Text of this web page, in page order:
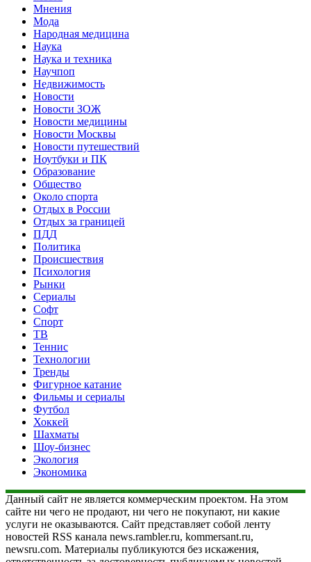
Мнения
Мода
Народная медицина
Наука
Наука и техника
Научпоп
Недвижимость
Новости
Новости ЗОЖ
Новости медицины
Новости Москвы
Новости путешествий
Ноутбуки и ПК
Образование
Общество
Около спорта
Отдых в России
Отдых за границей
ПДД
Политика
Происшествия
Психология
Рынки
Сериалы
Софт
Спорт
ТВ
Теннис
Технологии
Тренды
Фигурное катание
Фильмы и сериалы
Футбол
Хоккей
Шахматы
Шоу-бизнес
Экология
Экономика
Данный сайт не является коммерческим проектом. На этом
сайте ни чего не продают, ни чего не покупают, ни какие
услуги не оказываются. Сайт представляет собой ленту
новостей RSS канала news.rambler.ru, kommersant.ru,
newsru.com. Материалы публикуются без искажения,